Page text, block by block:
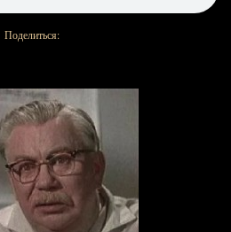
Поделиться: